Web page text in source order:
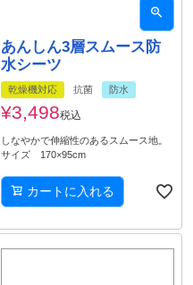
あんしん3層スムース防
水シーツ
乾燥機対応 抗菌 防水
¥3,498税込
しなやかで伸縮性のあるスムース地。
サイズ 170×95cm
カートに入れる